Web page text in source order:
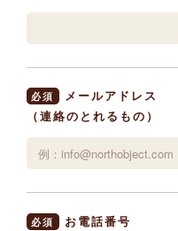
必須
メールアドレス
（連絡のとれるもの）
必須
お電話番号